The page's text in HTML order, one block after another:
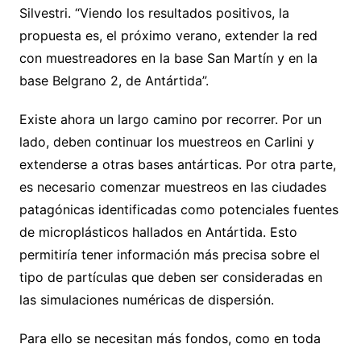
Silvestri. “Viendo los resultados positivos, la
propuesta es, el próximo verano, extender la red
con muestreadores en la base San Martín y en la
base Belgrano 2, de Antártida”.
Existe ahora un largo camino por recorrer. Por un
lado, deben continuar los muestreos en Carlini y
extenderse a otras bases antárticas. Por otra parte,
es necesario comenzar muestreos en las ciudades
patagónicas identificadas como potenciales fuentes
de microplásticos hallados en Antártida. Esto
permitiría tener información más precisa sobre el
tipo de partículas que deben ser consideradas en
las simulaciones numéricas de dispersión.
Para ello se necesitan más fondos, como en toda